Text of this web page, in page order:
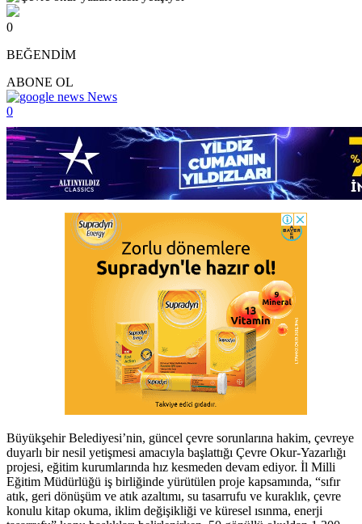
0
BEĞENDİM
ABONE OL
News
0
Büyükşehir Belediyesi’nin, güncel çevre sorunlarına hakim, çevreye
duyarlı bir nesil yetişmesi amacıyla başlattığı Çevre Okur-Yazarlığı
projesi, eğitim kurumlarında hız kesmeden devam ediyor. İl Milli
Eğitim Müdürlüğü iş birliğinde yürütülen proje kapsamında, “sıfır
atık, geri dönüşüm ve atık azaltımı, su tasarrufu ve kuraklık, çevre
konulu kitap okuma, iklim değişikliği ve küresel ısınma, enerji